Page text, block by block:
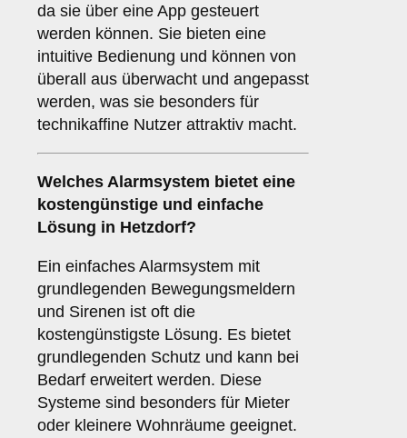
da sie über eine App gesteuert
werden können. Sie bieten eine
intuitive Bedienung und können von
überall aus überwacht und angepasst
werden, was sie besonders für
technikaffine Nutzer attraktiv macht.
Welches Alarmsystem bietet eine
kostengünstige und einfache
Lösung in Hetzdorf?
Ein einfaches Alarmsystem mit
grundlegenden Bewegungsmeldern
und Sirenen ist oft die
kostengünstigste Lösung. Es bietet
grundlegenden Schutz und kann bei
Bedarf erweitert werden. Diese
Systeme sind besonders für Mieter
oder kleinere Wohnräume geeignet.